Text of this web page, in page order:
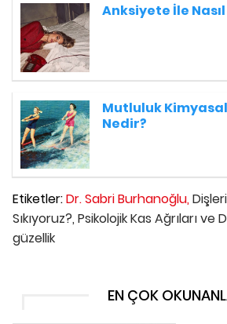
Anksiyete İle Nasıl
Mutluluk
Nedir?
Etiketler:Dr. Sabri Burhanoğlu,
Sıkıyoruz?, Psikolojik Kas Ağrıları ve
güzellik
EN ÇOK